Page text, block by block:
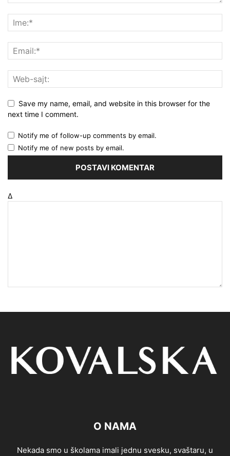
Save my name, email, and website in this browser for the
next time I comment.
Notify me of follow-up comments by email.
Notify me of new posts by email.
Δ
O NAMA
Nekada smo u školama imali jednu svesku, svaštaru, u